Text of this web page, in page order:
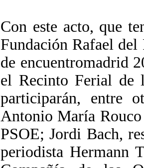
Con este acto, que
Fundación Rafael
de encuentromadrid
el Recinto Ferial de
participarán, entre
Antonio María
PSOE; Jordi Bach,
periodista Hermann